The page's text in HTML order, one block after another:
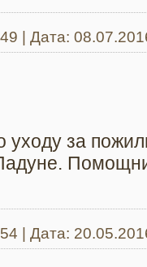
Дата:
уходу за
Дата: